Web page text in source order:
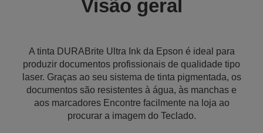
Visão geral
A tinta DURABrite Ultra Ink da Epson é ideal para
produzir documentos profissionais de qualidade tipo
laser. Graças ao seu sistema de tinta pigmentada, os
documentos são resistentes à água, às manchas e
aos marcadores Encontre facilmente na loja ao
procurar a imagem do Teclado.